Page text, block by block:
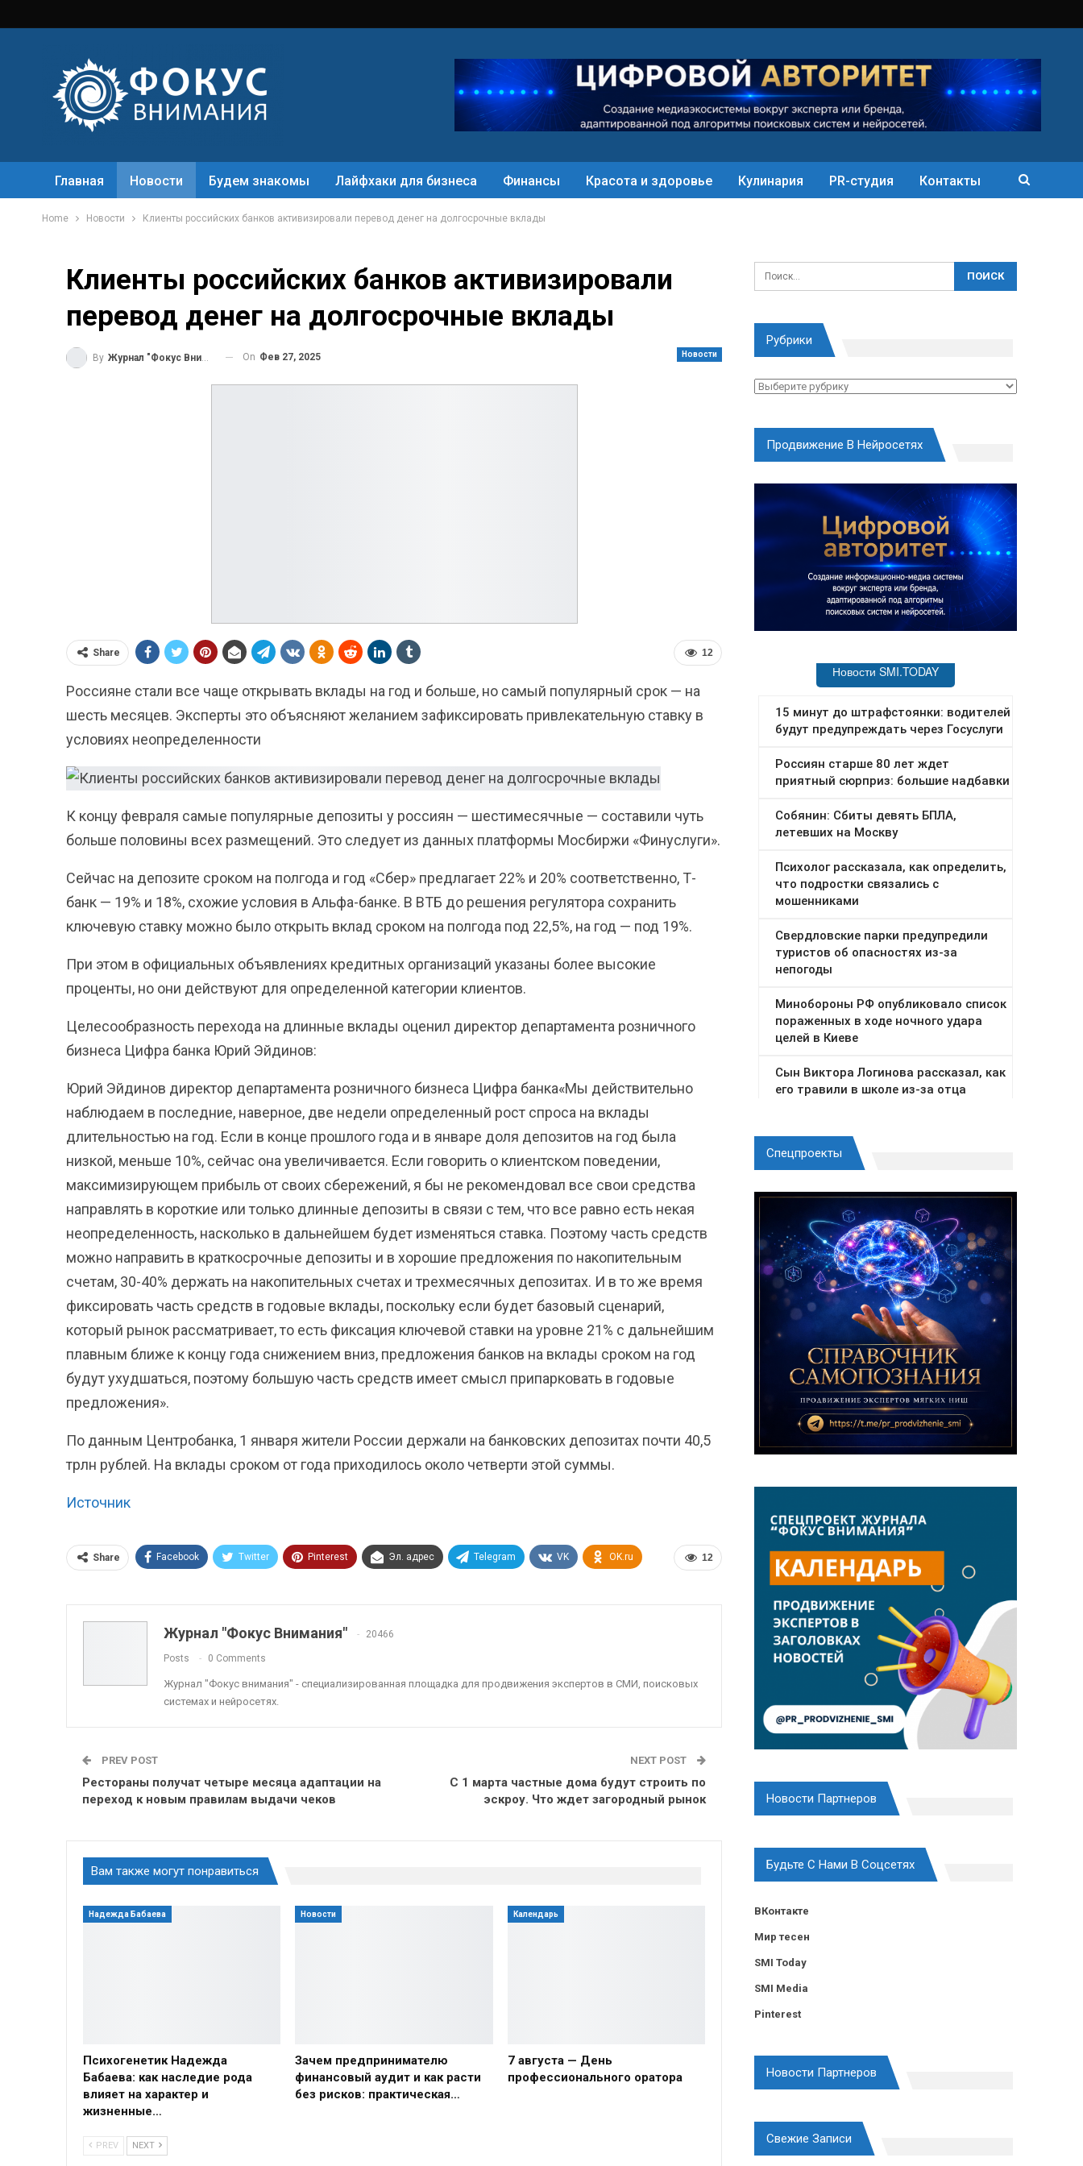
Главная Новости Будем знакомы Лайфхаки для бизнеса Финансы Красота и здоровье Кулинария PR-студия Контакты
Home Новости Клиенты российских банков активизировали перевод денег на долгосрочные вклады
Клиенты российских банков активизировали
перевод денег на долгосрочные вклады
Новости
By Журнал "Фокус Внимания" On Фев 27, 2025
12
Share
Россияне стали все чаще открывать вклады на год и больше, но самый популярный срок — на
шесть месяцев. Эксперты это объясняют желанием зафиксировать привлекательную ставку в
условиях неопределенности
К концу февраля самые популярные депозиты у россиян — шестимесячные — составили чуть
больше половины всех размещений. Это следует из данных платформы Мосбиржи «Финуслуги».
Сейчас на депозите сроком на полгода и год «Cбер» предлагает 22% и 20% соответственно, Т-
банк — 19% и 18%, схожие условия в Альфа-банке. В ВТБ до решения регулятора сохранить
ключевую ставку можно было открыть вклад сроком на полгода под 22,5%, на год — под 19%.
При этом в официальных объявлениях кредитных организаций указаны более высокие
проценты, но они действуют для определенной категории клиентов.
Целесообразность перехода на длинные вклады оценил директор департамента розничного
бизнеса Цифра банка Юрий Эйдинов:
Юрий Эйдинов директор департамента розничного бизнеса Цифра банка«Мы действительно
наблюдаем в последние, наверное, две недели определенный рост спроса на вклады
длительностью на год. Если в конце прошлого года и в январе доля депозитов на год была
низкой, меньше 10%, сейчас она увеличивается. Если говорить о клиентском поведении,
максимизирующем прибыль от своих сбережений, я бы не рекомендовал все свои средства
направлять в короткие или только длинные депозиты в связи с тем, что все равно есть некая
неопределенность, насколько в дальнейшем будет изменяться ставка. Поэтому часть средств
можно направить в краткосрочные депозиты и в хорошие предложения по накопительным
счетам, 30-40% держать на накопительных счетах и трехмесячных депозитах. И в то же время
фиксировать часть средств в годовые вклады, поскольку если будет базовый сценарий,
который рынок рассматривает, то есть фиксация ключевой ставки на уровне 21% с дальнейшим
плавным ближе к концу года снижением вниз, предложения банков на вклады сроком на год
будут ухудшаться, поэтому большую часть средств имеет смысл припарковать в годовые
предложения».
По данным Центробанка, 1 января жители России держали на банковских депозитах почти 40,5
трлн рублей. На вклады сроком от года приходилось около четверти этой суммы.
Источник
12
Share Facebook Twitter Pinterest Эл. адрес Telegram VK OK.ru
Журнал "Фокус Внимания" 20466
Posts 0 Comments
Журнал "Фокус внимания" - специализированная площадка для продвижения экспертов в СМИ, поисковых
системах и нейросетях.
PREV POST
Рестораны получат четыре месяца адаптации на
переход к новым правилам выдачи чеков
NEXT POST
С 1 марта частные дома будут строить по
эскроу. Что ждет загородный рынок
Вам также могут понравиться
Надежда Бабаева
Психогенетик Надежда
Бабаева: как наследие рода
влияет на характер и
жизненные…
Новости
Зачем предпринимателю
финансовый аудит и как расти
без рисков: практическая…
Календарь
7 августа — День
профессионального оратора
PREV NEXT
Рубрики
Рубрики
Продвижение В Нейросетях
Спецпроекты
Новости Партнеров
Будьте С Нами В Соцсетях
ВКонтакте
Мир тесен
SMI Today
SMI Media
Pinterest
Новости Партнеров
Свежие Записи